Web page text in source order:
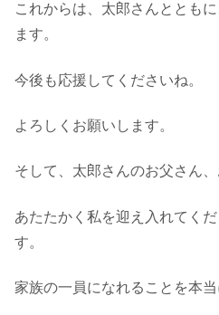
これからは、太郎さんととも
ます。
今後も応援してくださいね。
よろしくお願いします。
そして、太郎さんのお父さん、
あたたかく私を迎え入れてく
す。
家族の一員になれることを本当